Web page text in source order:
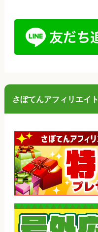
さぼてんアフィリエイト